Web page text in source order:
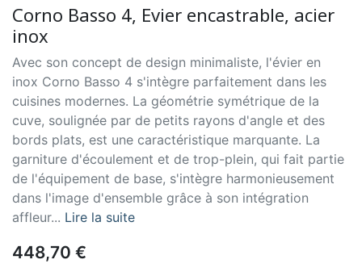
Corno Basso 4, Evier encastrable, acier
inox
Avec son concept de design minimaliste, l'évier en
inox Corno Basso 4 s'intègre parfaitement dans les
cuisines modernes. La géométrie symétrique de la
cuve, soulignée par de petits rayons d'angle et des
bords plats, est une caractéristique marquante. La
garniture d'écoulement et de trop-plein, qui fait partie
de l'équipement de base, s'intègre harmonieusement
dans l'image d'ensemble grâce à son intégration
affleur... Lire la suite
448,70 €